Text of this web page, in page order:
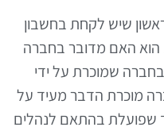
שיש לקחת בחשבון
הוא האם מדובר בחברה
שמוכרת על ידי
מוכרת הדבר מעיד על
שפועלת בהתאם לנהלים